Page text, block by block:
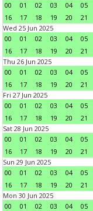
00
01 02 03 04 05
16
17 18 19 20 21
Wed 25 Jun 2025
00
01 02 03 04 05
16
17 18 19 20 21
Thu 26 Jun 2025
00
01 02 03 04 05
16
17 18 19 20 21
Fri 27 Jun 2025
00
01 02 03 04 05
16
17 18 19 20 21
Sat 28 Jun 2025
00
01 02 03 04 05
16
17 18 19 20 21
Sun 29 Jun 2025
00
01 02 03 04 05
16
17 18 19 20 21
Mon 30 Jun 2025
00
01 02 03 04 05